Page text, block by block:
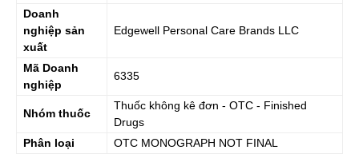
Doanh
nghiệp sản
xuất
Edgewell Personal Care Brands LLC
Mã Doanh
nghiệp
6335
Nhóm thuốc
Thuốc không kê đơn - OTC - Finished
Drugs
Phân loại
OTC MONOGRAPH NOT FINAL